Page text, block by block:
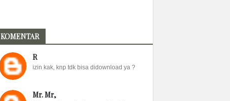
KOMENTAR
R
izin kak, knp tdk bisa didownload ya ?
Mr. Mr,